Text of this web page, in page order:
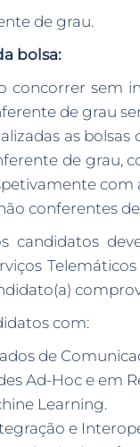
de grau.
bolsa:
concorrer sem
de grau
as
de grau,
conferentes
candidatos
com:
de
Ad-Hoc e em
Learning.
e